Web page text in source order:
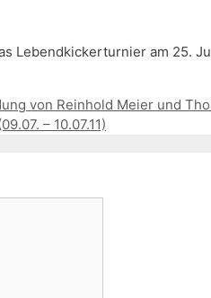
Lebendkickerturnier am 25.
von Reinhold Meier und
– 10.07.11)